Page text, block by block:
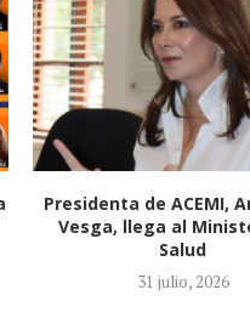
Se mueve la carrera
Contraloría: Congreso
fase...
27 julio, 2026